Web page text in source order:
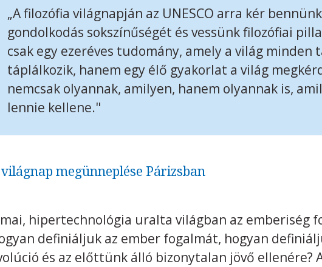
„A filozófia világnapján az UNESCO arra kér
gondolkodás sokszínűségét és vessünk filozófiai
csak egy ezeréves tudomány, amely a világ minden
táplálkozik, hanem egy élő gyakorlat a világ
nemcsak olyannak, amilyen, hanem olyannak is,
lennie kellene."
megünneplése Párizsban
hipertechnológia uralta világban az emberiség
definiáljuk az ember fogalmát, hogyan
és az előttünk álló bizonytalan jövő ellenére?